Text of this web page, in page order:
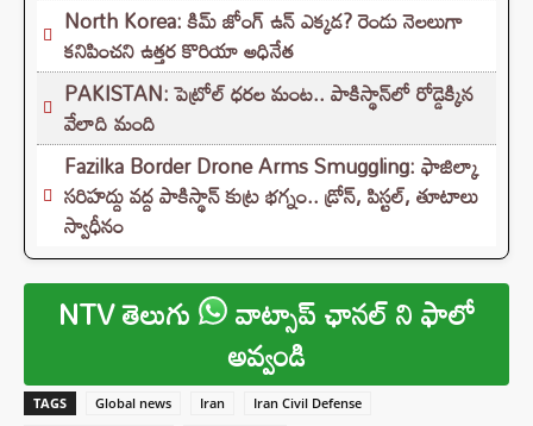
North Korea: కిమ్ జోంగ్ ఉన్ ఎక్కడ? రెండు నెలలుగా
కనిపించని ఉత్తర కొరియా అధినేత
PAKISTAN: పెట్రోల్ ధరల మంట.. పాకిస్థాన్‌లో రోడ్డెక్కిన
వేలాది మంది
Fazilka Border Drone Arms Smuggling: ఫాజిల్కా
సరిహద్దు వద్ద పాకిస్థాన్ కుట్ర భగ్నం.. డ్రోన్, పిస్టల్, తూటాలు
స్వాధీనం
NTV తెలుగు వాట్సాప్ ఛానల్ ని ఫాలో
అవ్వండి
TAGS Global news Iran
Iran Civil Defense